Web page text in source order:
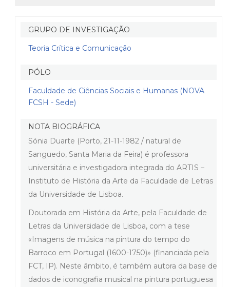
GRUPO DE INVESTIGAÇÃO
Teoria Crítica e Comunicação
PÓLO
Faculdade de Ciências Sociais e Humanas (NOVA
FCSH - Sede)
NOTA BIOGRÁFICA
Sónia Duarte (Porto, 21-11-1982 / natural de
Sanguedo, Santa Maria da Feira) é professora
universitária e investigadora integrada do ARTIS –
Instituto de História da Arte da Faculdade de Letras
da Universidade de Lisboa.
Doutorada em História da Arte, pela Faculdade de
Letras da Universidade de Lisboa, com a tese
«Imagens de música na pintura do tempo do
Barroco em Portugal (1600-1750)» (financiada pela
FCT, IP). Neste âmbito, é também autora da base de
dados de iconografia musical na pintura portuguesa